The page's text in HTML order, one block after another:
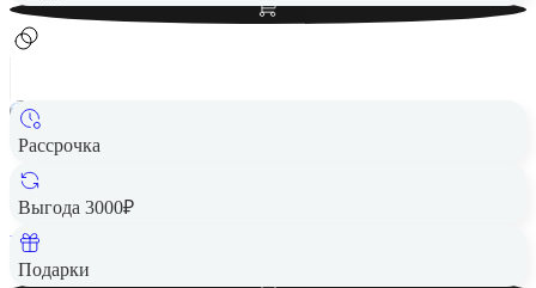
Рассрочка
Выгода 3000₽
Подарки
Смарт-часы HUAWEI Watch GT 5 46mm Black RU
12 990 ₽
Вернем до